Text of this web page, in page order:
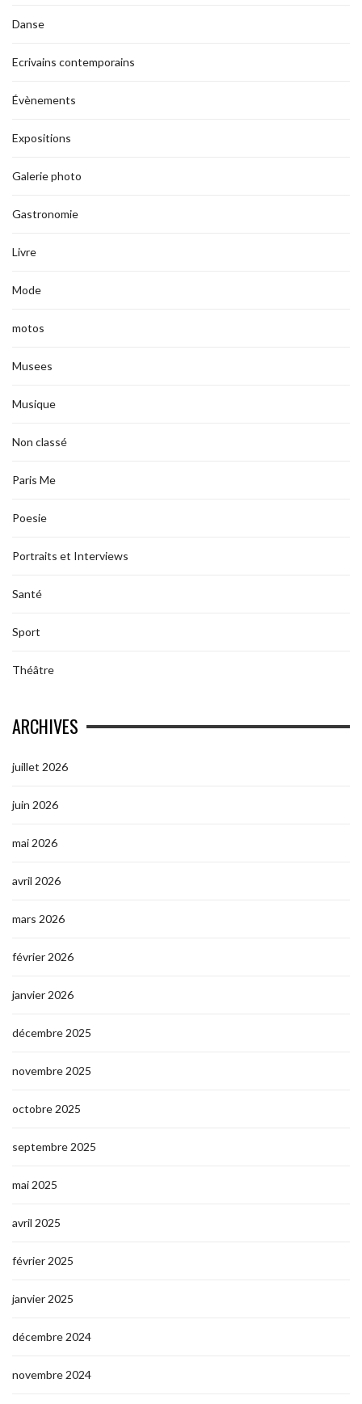
Danse
Ecrivains contemporains
Évènements
Expositions
Galerie photo
Gastronomie
Livre
Mode
motos
Musees
Musique
Non classé
Paris Me
Poesie
Portraits et Interviews
Santé
Sport
Théâtre
ARCHIVES
juillet 2026
juin 2026
mai 2026
avril 2026
mars 2026
février 2026
janvier 2026
décembre 2025
novembre 2025
octobre 2025
septembre 2025
mai 2025
avril 2025
février 2025
janvier 2025
décembre 2024
novembre 2024